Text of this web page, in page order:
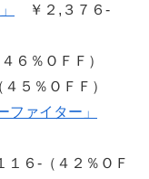
￥２,３７６-
６％ＯＦＦ）
５％ＯＦＦ）
ファイター」
６-（４２％ＯＦ